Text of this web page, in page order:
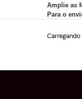
Amplie as
Para o